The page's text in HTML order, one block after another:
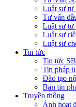
Luật sư tư
Tư vấn
Luật sư tư
Luật sư
Luật sư
Tin tức
Tin tức
Tin pháp
Đào tạo
Bản tin
Truyền thông
Ảnh hoạt